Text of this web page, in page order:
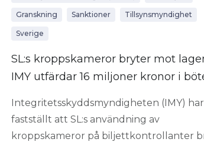
Granskning Sanktioner Tillsynsmyndighet
Sverige
SL:s kroppskameror bryter mot
IMY utfärdar 16 miljoner kronor i
Integritetsskyddsmyndigheten (IMY) har
fastställt att SL:s användning av
kroppskameror på biljettkontrollanter